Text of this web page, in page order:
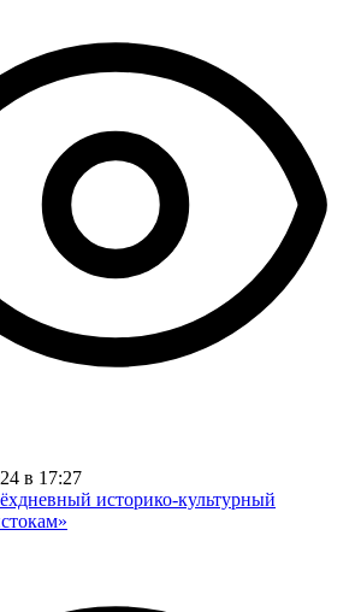
в 17:27
историко-культурный